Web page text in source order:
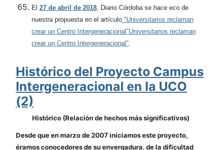
El 27 de abril de 2018 , Diario Córdoba se hace eco de
nuestra propuesta en el artículo "Universitarios reclaman
crear un Centro Intergeneracional"Universitarios reclaman
crear un Centro Intergeneracional"
Histórico del Proyecto Campus
Intergeneracional en la UCO
(2)
Histórico (Relación de hechos más significativos)
Desde que en marzo de 2007 iniciamos este proyecto,
éramos conocedores de su envergadura, de la dificultad